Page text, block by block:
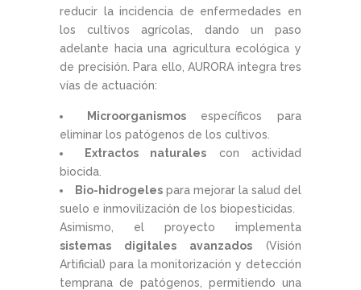
reducir la incidencia de enfermedades en
los cultivos agrícolas, dando un paso
adelante hacia una agricultura ecológica y
de precisión. Para ello, AURORA integra tres
vías de actuación:
Microorganismosespecíficos para
eliminar los patógenos de los cultivos.
Extractos naturales con actividad
biocida.
Bio-hidrogeles para mejorar la salud del
suelo e inmovilización de los biopesticidas.
Asimismo, el proyecto implementa
sistemas digitales avanzados (Visión
Artificial) para la monitorización y detección
temprana de patógenos, permitiendo una